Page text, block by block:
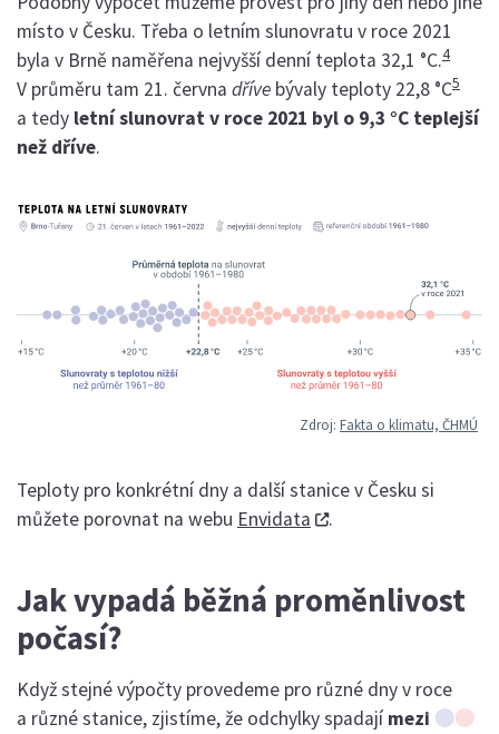
místo v Česku. Třeba o letním slunovratu v roce 2021
byla v Brně naměřena nejvyšší denní teplota 32,1 °C.4
V průměru tam 21. června dříve bývaly teploty 22,8 °C5
a tedy letní slunovrat v roce 2021 byl o 9,3 °C teplejší
než dříve.
Zdroj: Fakta o klimatu, ČHMÚ
Teploty pro konkrétní dny a další stanice v Česku si
můžete porovnat na webu Envidata .
Jak vypadá běžná proměnlivost
počasí?
Když stejné výpočty provedeme pro různé dny v roce
a různé stanice, zjistíme, že odchylky spadají mezi ⬤⬤